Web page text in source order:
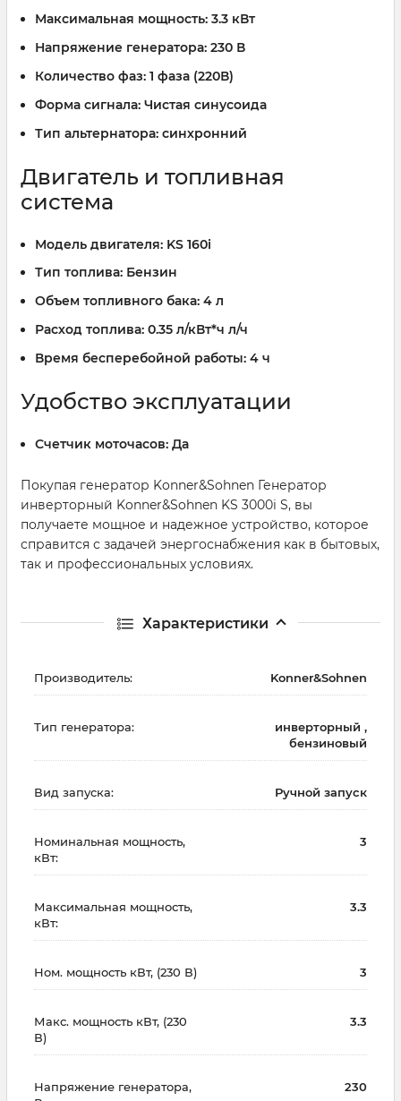
Максимальная мощность: 3.3 кВт
Напряжение генератора: 230 В
Количество фаз: 1 фаза (220В)
Форма сигнала: Чистая синусоида
Тип альтернатора: синхронний
Двигатель и топливная
система
Модель двигателя: KS 160i
Тип топлива: Бензин
Объем топливного бака: 4 л
Расход топлива: 0.35 л/кВт*ч л/ч
Время бесперебойной работы: 4 ч
Удобство эксплуатации
Счетчик моточасов: Да
Покупая генератор Konner&Sohnen Генератор
инверторный Konner&Sohnen KS 3000i S, вы
получаете мощное и надежное устройство, которое
справится с задачей энергоснабжения как в бытовых,
так и профессиональных условиях.
Характеристики
Производитель: Konner&Sohnen
Тип генератора:
инверторный ,
бензиновый
Вид запуска: Ручной запуск
Номинальная мощность,
кВт:
3
Максимальная мощность,
кВт:
3.3
Ном. мощность кВт, (230 В) 3
Макс. мощность кВт, (230
В)
3.3
Напряжение генератора,
230